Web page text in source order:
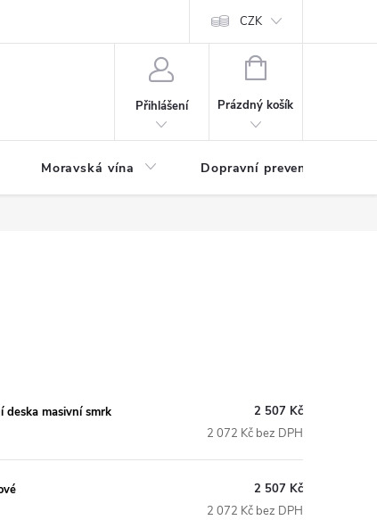
CZK
Přihlášení
NÁKUPNÍ
Prázdný košík
Moravská vína Dopravní prevence
masivní smrk
2 507 Kč
2 072 Kč bez DPH
2 507 Kč
2 072 Kč bez DPH